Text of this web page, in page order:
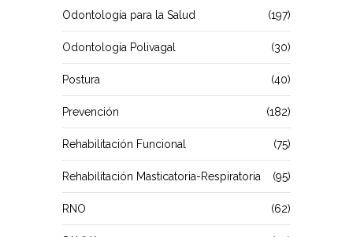
Odontología para la Salud (197)
Odontología Polivagal (30)
Postura (40)
Prevención (182)
Rehabilitación Funcional (75)
Rehabilitación Masticatoria-Respiratoria (95)
RNO (62)